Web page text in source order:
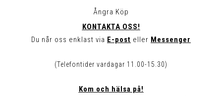
Ångra Köp
KONTAKTA OSS!
Du når oss enklast via E-post eller Messenger
(Telefontider vardagar 11.00-15.30)
Kom och hälsa på!